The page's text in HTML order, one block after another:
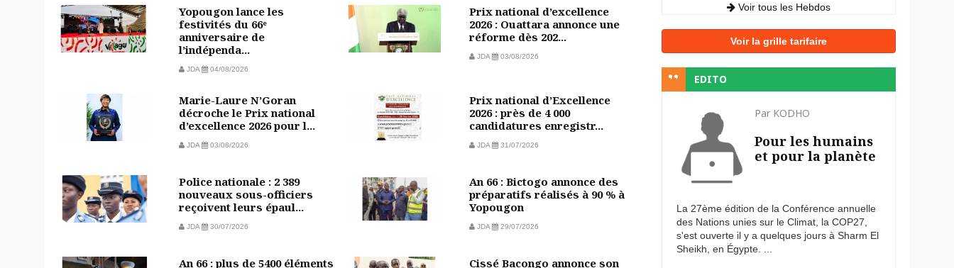
Yopougon lance les
festivités du 66ᵉ
anniversaire de
l’indépenda...
JDA 04/08/2026
Prix national d’excellence
2026 : Ouattara annonce une
réforme dès 202...
JDA 03/08/2026
Marie-Laure N’Goran
décroche le Prix national
d’excellence 2026 pour l...
JDA 03/08/2026
Prix national d’Excellence
2026 : près de 4 000
candidatures enregistr...
JDA 31/07/2026
Police nationale : 2 389
nouveaux sous-officiers
reçoivent leurs épaul...
JDA 30/07/2026
An 66 : Bictogo annonce des
préparatifs réalisés à 90 % à
Yopougon
JDA 29/07/2026
An 66 : plus de 5400 éléments Cissé Bacongo annonce son
Voir tous les Hebdos
Voir la grille tarifaire
EDITO
Par KODHO
Pour les humains
et pour la planète
La 27ème édition de la Conférence annuelle
des Nations unies sur le Climat, la COP27,
s'est ouverte il y a quelques jours à Sharm El
Sheikh, en Égypte. ...